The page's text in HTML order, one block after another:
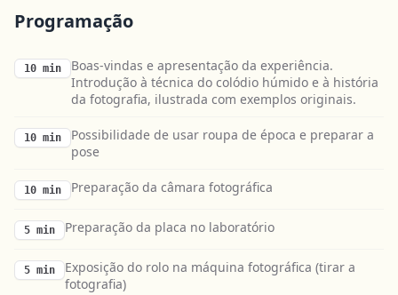
Programação
10 min
Boas-vindas e apresentação da experiência.
Introdução à técnica do colódio húmido e à história
da fotografia, ilustrada com exemplos originais.
10 min
Possibilidade de usar roupa de época e preparar a
pose
10 min Preparação da câmara fotográfica
5 min Preparação da placa no laboratório
5 min
Exposição do rolo na máquina fotográfica (tirar a
fotografia)